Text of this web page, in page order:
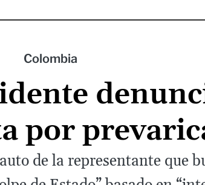
Colombia
por
de la representante que